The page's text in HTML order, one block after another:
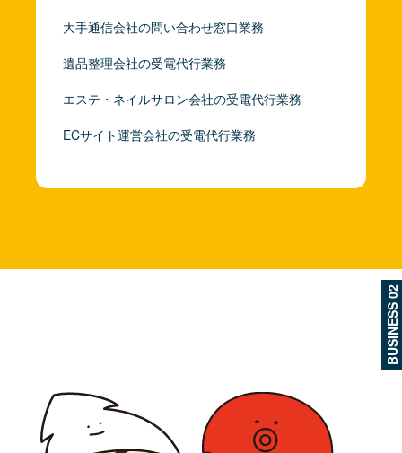
大手通信会社の問い合わせ窓口業務
遺品整理会社の受電代行業務
エステ・ネイルサロン会社の受電代行業務
ECサイト運営会社の受電代行業務
BUSINESS 02